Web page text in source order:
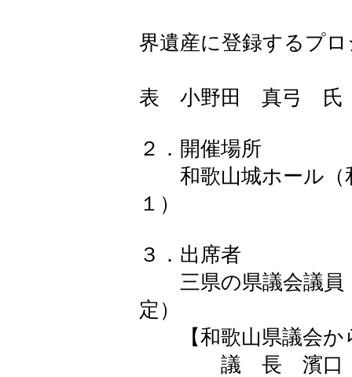
界遺産に登録するプ
表 小野田 真弓 氏
２．開催場所
和歌山城ホール（
１）
３．出席者
三県の県議会議員
定）
【和歌山県議会か
議 長 濱口